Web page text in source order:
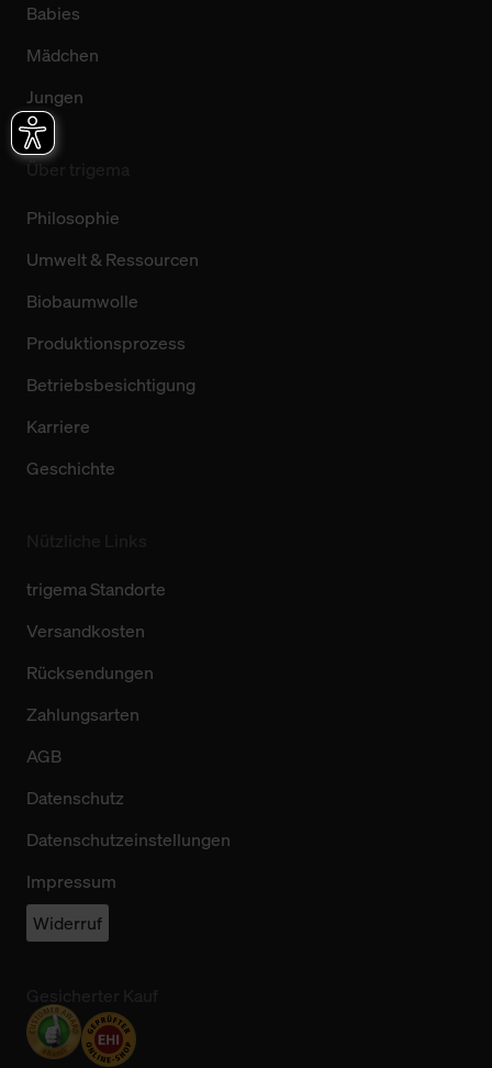
Babies
Mädchen
Jungen
Über trigema
Philosophie
Umwelt & Ressourcen
Biobaumwolle
Produktionsprozess
Betriebsbesichtigung
Karriere
Geschichte
trigema Standorte
Versandkosten
Rücksendungen
Zahlungsarten
AGB
Datenschutz
Datenschutzeinstellungen
Impressum
Widerruf